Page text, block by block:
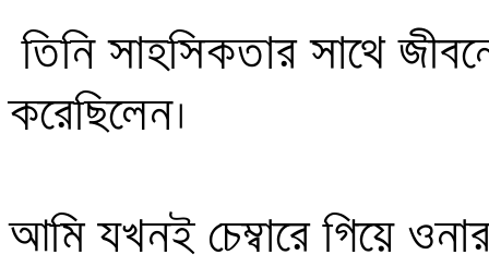
তিনি সাহসিকতার সাথে জীবনের ঝুঁকি নিয়ে এই দায়িত্বগ্রহণ
করেছিলেন।
আমি যখনই চেম্বারে গিয়ে